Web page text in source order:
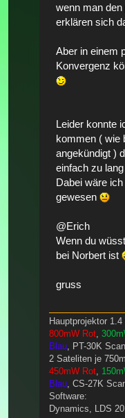
wenn man
erklären sich
Aber in einem
Konvergenz
Leider konnte
kommen ( wie
angekündigt )
einfach zu lang
Dabei wäre
gewesen
@Erich
Wenn du
bei Norbert ist
gruss
Hauptprojektor 1.4
800mW Rot
Blau , PT-30K
2 Sateliten je
450mW Rot
Blau , CS-27K
Software:
Dynamics, LDS